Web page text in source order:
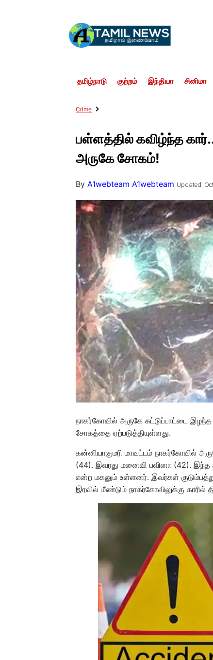
தமிழ்நாடு குற்றம் இந்தியா சினிமா
Crime
பள்ளத்தில் கவிழ்ந்த கார்..
அருகே சோகம்!
ByA1webteam A1webteam Updated:
நாகர்கோவில் அருகே கட்டுப்பாட்டை
சோகத்தை ஏற்படுத்தியுள்ளது.
கன்னியாகுமரி மாவட்டம் நாகர்கோவில்
(44). இவரது மனைவி பவினா (42). இந்த
என்ற மகனும் உள்ளனர். இவர்கள்
இரவில் மீண்டும் நாகர்கோவிலுக்கு காரில்